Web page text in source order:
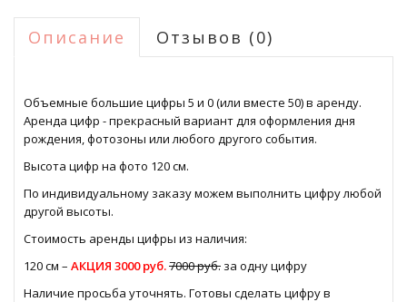
Описание Отзывов (0)
Объемные большие цифры 5 и 0 (или вместе 50) в аренду.
Аренда цифр - прекрасный вариант для оформления дня
рождения, фотозоны или любого другого события.
Высота цифр на фото 120 см.
По индивидуальному заказу можем выполнить цифру любой
другой высоты.
Стоимость аренды цифры из наличия:
120 см – АКЦИЯ 3000 руб.7000 руб. за одну цифру
Наличие просьба уточнять. Готовы сделать цифру в